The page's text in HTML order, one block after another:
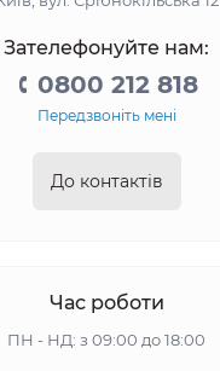
Зателефонуйте нам:
0800 212 818
Передзвоніть мені
До контактів
Час роботи
ПН - НД: з 09:00 до 18:00